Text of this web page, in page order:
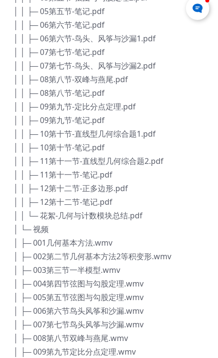
│ │ ├─ 05第五节-笔记.pdf
│ │ ├─ 06第六节-笔记.pdf
│ │ ├─ 06第六节-鸟头、风筝与沙漏1.pdf
│ │ ├─ 07第七节-笔记.pdf
│ │ ├─ 07第七节-鸟头、风筝与沙漏2.pdf
│ │ ├─ 08第八节-双峰与燕尾.pdf
│ │ ├─ 08第八节-笔记.pdf
│ │ ├─ 09第九节-定比分点定理.pdf
│ │ ├─ 09第九节-笔记.pdf
│ │ ├─ 10第十节-直线型几何综合题1.pdf
│ │ ├─ 10第十节-笔记.pdf
│ │ ├─ 11第十一节-直线型几何综合题2.pdf
│ │ ├─ 11第十一节-笔记.pdf
│ │ ├─ 12第十二节-正多边形.pdf
│ │ ├─ 12第十二节-笔记.pdf
│ │ └─ 花絮-几何与计数模块总结.pdf
│ └─ 视频
│ ├─ 001几何基本方法.wmv
│ ├─ 002第二节几何基本方法2等积变形.wmv
│ ├─ 003第三节一半模型.wmv
│ ├─ 004第四节弦图与勾股定理.wmv
│ ├─ 005第五节弦图与勾股定理.wmv
│ ├─ 006第六节鸟头风筝和沙漏.wmv
│ ├─ 007第七节鸟头风筝与沙漏.wmv
│ ├─ 008第八节双峰与燕尾.wmv
│ ├─ 009第九节定比分点定理.wmv